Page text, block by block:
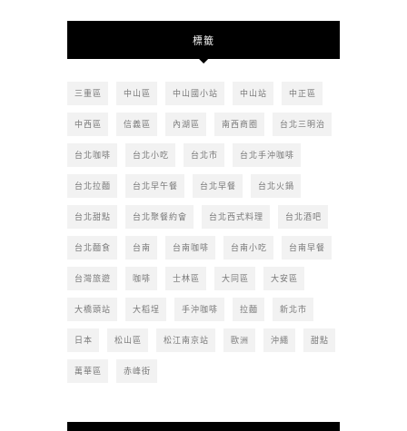
標籤
三重區 中山區 中山國小站 中山站 中正區
中西區 信義區 內湖區 南西商圈 台北三明治
台北咖啡 台北小吃 台北市 台北手沖咖啡
台北拉麵 台北早午餐 台北早餐 台北火鍋
台北甜點 台北聚餐約會 台北西式料理 台北酒吧
台北麵食 台南 台南咖啡 台南小吃 台南早餐
台灣旅遊 咖啡 士林區 大同區 大安區
大橋頭站 大稻埕 手沖咖啡 拉麵 新北市
日本 松山區 松江南京站 歐洲 沖繩 甜點
萬華區 赤峰街